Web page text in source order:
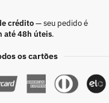
crédito— seu pedido é
até 48h úteis.
os cartões